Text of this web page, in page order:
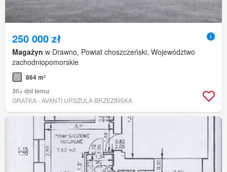
250 000 zł
Magażyn w Drawno, Powiat choszczeński, Województwo
zachodniopomorskie
864 m²
30+ dni temu
GRATKA - AVANTI URSZULA BRZEZIŃSKA